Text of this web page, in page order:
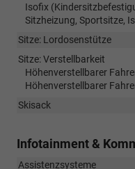
Isofix
Sitzheizung, Sportsitze,
Sitze: Lordosenstütze
Sitze: Verstellbarkeit
Höhenverstellbarer
Höhenverstellbarer
Skisack
Infotainment &
Assistenzsysteme